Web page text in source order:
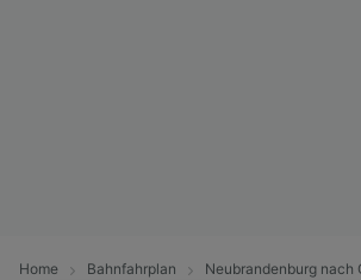
Home Bahnfahrplan Neubrandenburg nach